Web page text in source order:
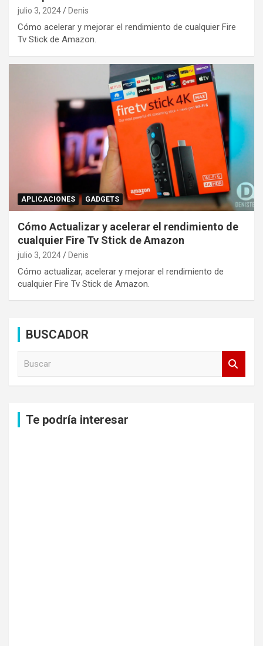
julio 3, 2024 Denis
Cómo acelerar y mejorar el rendimiento de cualquier Fire
Tv Stick de Amazon.
APLICACIONES GADGETS
Cómo Actualizar y acelerar el rendimiento de
cualquier Fire Tv Stick de Amazon
julio 3, 2024 Denis
Cómo actualizar, acelerar y mejorar el rendimiento de
cualquier Fire Tv Stick de Amazon.
BUSCADOR
Te podría interesar